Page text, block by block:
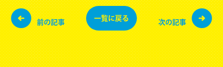
前の記事
一覧に戻る
次の記事